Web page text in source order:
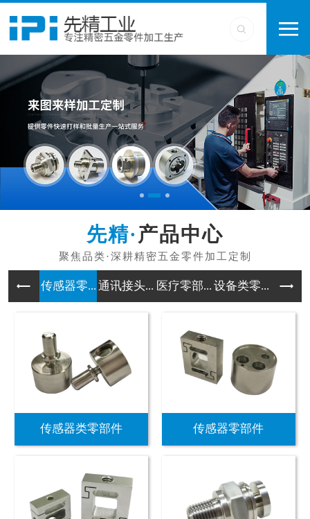
产品中心
传感器零... 通讯接头... 医疗零部... 设备类零... 工业
传感器类零部件 传感器零部件